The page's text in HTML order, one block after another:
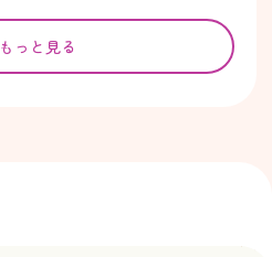
もっと見る